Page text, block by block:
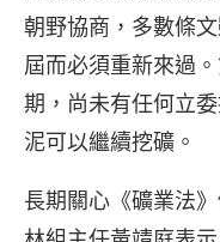
朝野協商，多數條
屆而必須重新來過
期，尚未有任何立
泥可以繼續挖礦。
長期關心《礦業法